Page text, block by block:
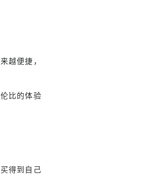
越便捷 ，
比的体验
得到自己